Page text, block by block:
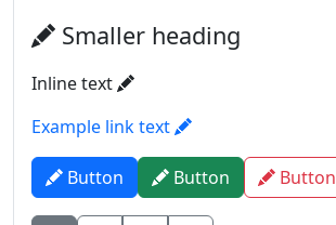
Smaller heading
Inline text
Example link text
Button Button Button